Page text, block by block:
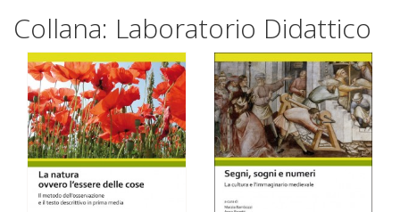
Collana: Laboratorio Didattico